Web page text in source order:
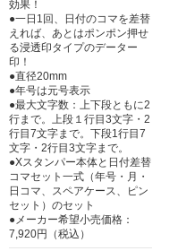
効果！
●一日1回、日付のコマを差替
えれば、あとはポンポン押せ
る浸透印タイプのデーター
印！
●直径20mm
●年号は元号表示
●最大文字数：上下段ともに2
行まで。上段１行目3文字・2
行目7文字まで。下段1行目7
文字・2行目3文字まで。
●Xスタンパー本体と日付差替
コマセット一式（年号・月・
日コマ、スペアケース、ピン
セット）のセット
●メーカー希望小売価格：
7,920円（税込）